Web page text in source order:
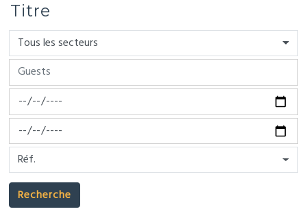
Titre
Tous les secteurs
Réf.
Recherche